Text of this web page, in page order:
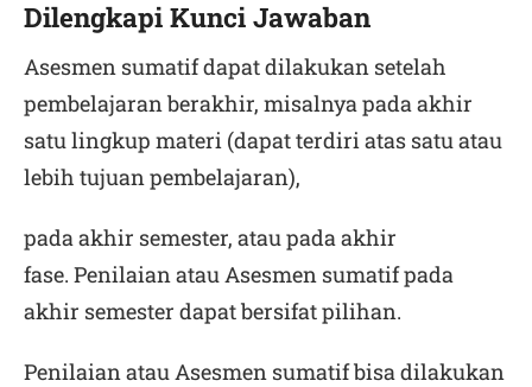
Dilengkapi Kunci Jawaban
Asesmen sumatif dapat dilakukan setelah
pembelajaran berakhir, misalnya pada akhir
satu lingkup materi (dapat terdiri atas satu atau
lebih tujuan pembelajaran),
pada akhir semester, atau pada akhir
fase. Penilaian atau Asesmen sumatif pada
akhir semester dapat bersifat pilihan.
Penilaian atau Asesmen sumatif bisa dilakukan